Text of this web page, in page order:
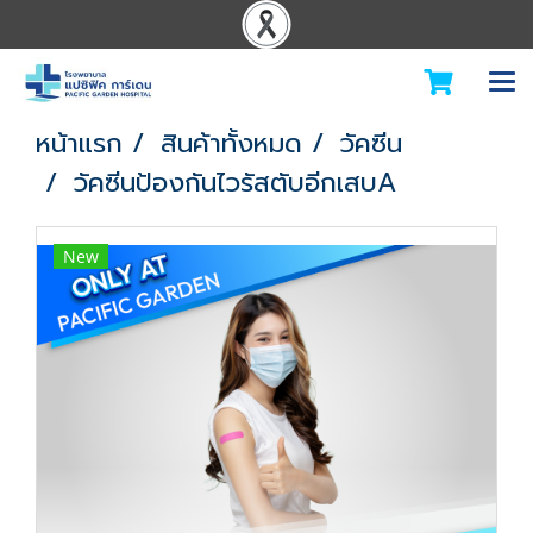
หน้าแรก สินค้าทั้งหมด
วัคซีน
วัคซีนป้องกันไวรัสตับอีกเสบA
New